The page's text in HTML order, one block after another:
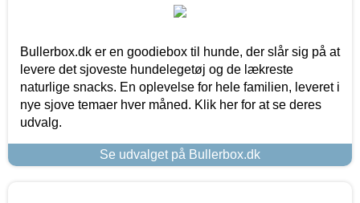
Bullerbox.dk er en goodiebox til hunde, der slår sig på at
levere det sjoveste hundelegetøj og de lækreste
naturlige snacks. En oplevelse for hele familien, leveret i
nye sjove temaer hver måned. Klik her for at se deres
udvalg.
Se udvalget på Bullerbox.dk